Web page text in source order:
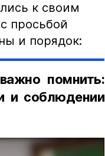
к своим
просьбой
и порядок:
помнить:
и соблюдении